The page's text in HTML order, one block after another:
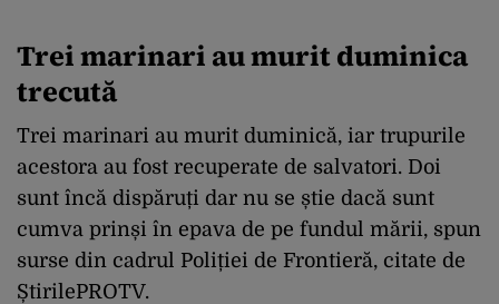
Trei marinari au murit duminica
trecută
Trei marinari au murit duminică, iar trupurile
acestora au fost recuperate de salvatori. Doi
sunt încă dispăruți dar nu se știe dacă sunt
cumva prinși în epava de pe fundul mării, spun
surse din cadrul Poliției de Frontieră, citate de
ȘtirilePROTV.